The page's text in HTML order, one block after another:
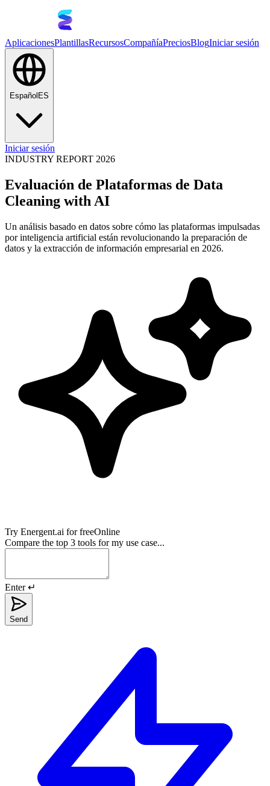
AplicacionesPlantillasRecursosCompañíaPreciosBlogIniciar sesión
Español ES
Iniciar sesión
INDUSTRY REPORT 2026
Evaluación de Plataformas de Data
Cleaning with AI
Un análisis basado en datos sobre cómo las plataformas impulsadas
por inteligencia artificial están revolucionando la preparación de
datos y la extracción de información empresarial en 2026.
Try Energent.ai for freeOnline
Compare the top 3 tools for my use case...
Enter ↵
Send